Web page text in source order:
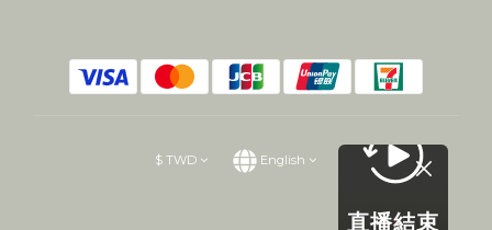
$ TWD English
直播結束